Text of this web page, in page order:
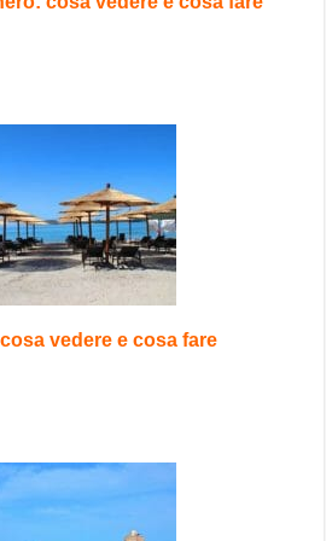
vedere e cosa fare